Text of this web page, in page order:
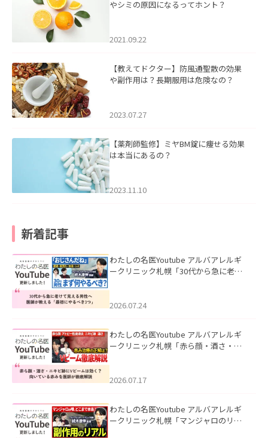
やシミの原因になるってホント？
2021.09.22
【教えてドクター】防風通聖散の効果
や副作用は？長期服用は危険なの？
2023.07.27
【薬剤師監修】ミヤBM錠に痩せる効果
は本当にあるの？
2023.11.10
新着記事
わたしの名医Youtube アルバアレルギ
ークリニック札幌「30代から急に老け
た。
2026.07.24
わたしの名医Youtube アルバアレルギ
ークリニック札幌「赤ら顔・酒さ・ニ
した。
2026.07.17
わたしの名医Youtube アルバアレルギ
ークリニック札幌「マンジャロのリア